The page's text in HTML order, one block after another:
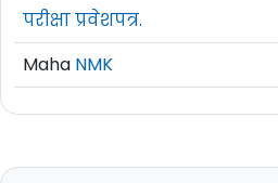
परीक्षा प्रवेशपत्र.
Maha NMK